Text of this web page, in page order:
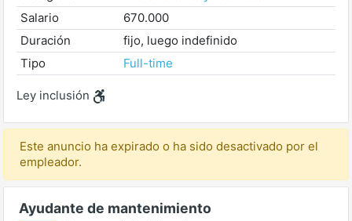
Salario
670.000
Duración
fijo, luego indefinido
Tipo
Full-time
Ley inclusión
Este anuncio ha expirado o ha sido desactivado por el
empleador.
Ayudante de mantenimiento